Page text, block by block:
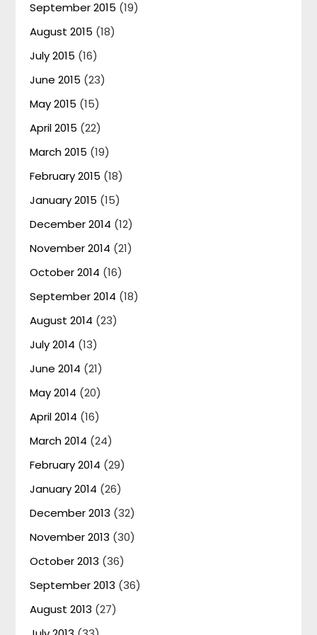
September 2015 (19)
August 2015 (18)
July 2015 (16)
June 2015 (23)
May 2015 (15)
April 2015 (22)
March 2015 (19)
February 2015 (18)
January 2015 (15)
December 2014 (12)
November 2014 (21)
October 2014 (16)
September 2014 (18)
August 2014 (23)
July 2014 (13)
June 2014 (21)
May 2014 (20)
April 2014 (16)
March 2014 (24)
February 2014 (29)
January 2014 (26)
December 2013 (32)
November 2013 (30)
October 2013 (36)
September 2013 (36)
August 2013 (27)